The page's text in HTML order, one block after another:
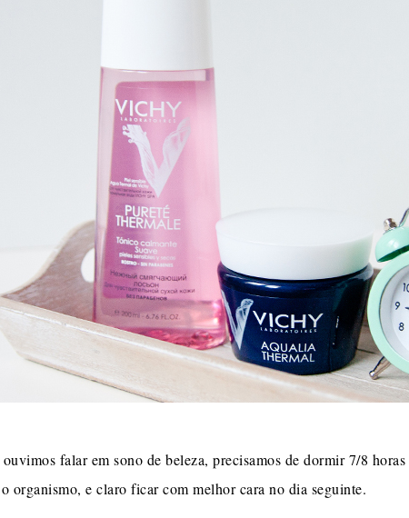
ouvimos falar em sono de beleza, precisamos de dormir 7/8
organismo, e claro ficar com melhor cara no dia seguinte.